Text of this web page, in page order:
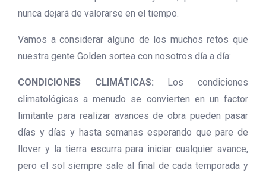
nunca dejará de valorarse en el tiempo.
Vamos a considerar alguno de los muchos retos que
nuestra gente Golden sortea con nosotros día a día:
CONDICIONES CLIMÁTICAS: Los condiciones
climatológicas a menudo se convierten en un factor
limitante para realizar avances de obra pueden pasar
días y días y hasta semanas esperando que pare de
llover y la tierra escurra para iniciar cualquier avance,
pero el sol siempre sale al final de cada temporada y